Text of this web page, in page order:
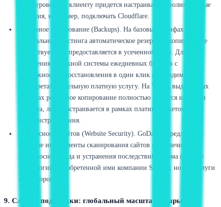
атак (уровень 7) клиенту придется настраивать дополнительные
решения, например, подключать Cloudflare.
Резервное копирование (Backups). На базовых тарифах
виртуального хостинга автоматическое резервное копирование
отсутствует или предоставляется в усеченном виде. Для
получения надежной системы ежедневных бэкапов с
возможностью восстановления в один клик необходимо
приобретать отдельную платную услугу. На VPS и выделенных
серверах резервное копирование полностью ложится на плечи
клиента, либо настраивается в рамках платных пакетов
администрирования.
Безопасность сайтов (Website Security). GoDaddy предлагает
платные инструменты сканирования сайтов на наличие
вредоносного кода и устранения последствий взлома (на базе
технологий приобретенной ими компании Sucuri), но эти услуги
стоят дорого.
9. Служба поддержки: глобальный масштаб и барьеры